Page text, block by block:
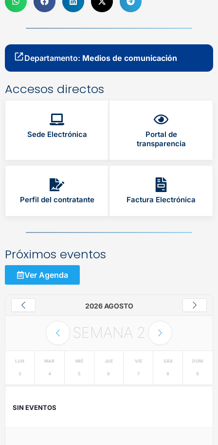
Departamento: Medios de comunicación
Accesos directos
Sede Electrónica
Portal de
transparencia
Perfil del contratante Factura Electrónica
Próximos eventos
Ver Agenda
2026 AGOSTO
SEMANA 2
LUN
3
MAR
4
MIÉ
5
JUE
6
VIE
7
SÁB
8
DOM
9
SIN EVENTOS